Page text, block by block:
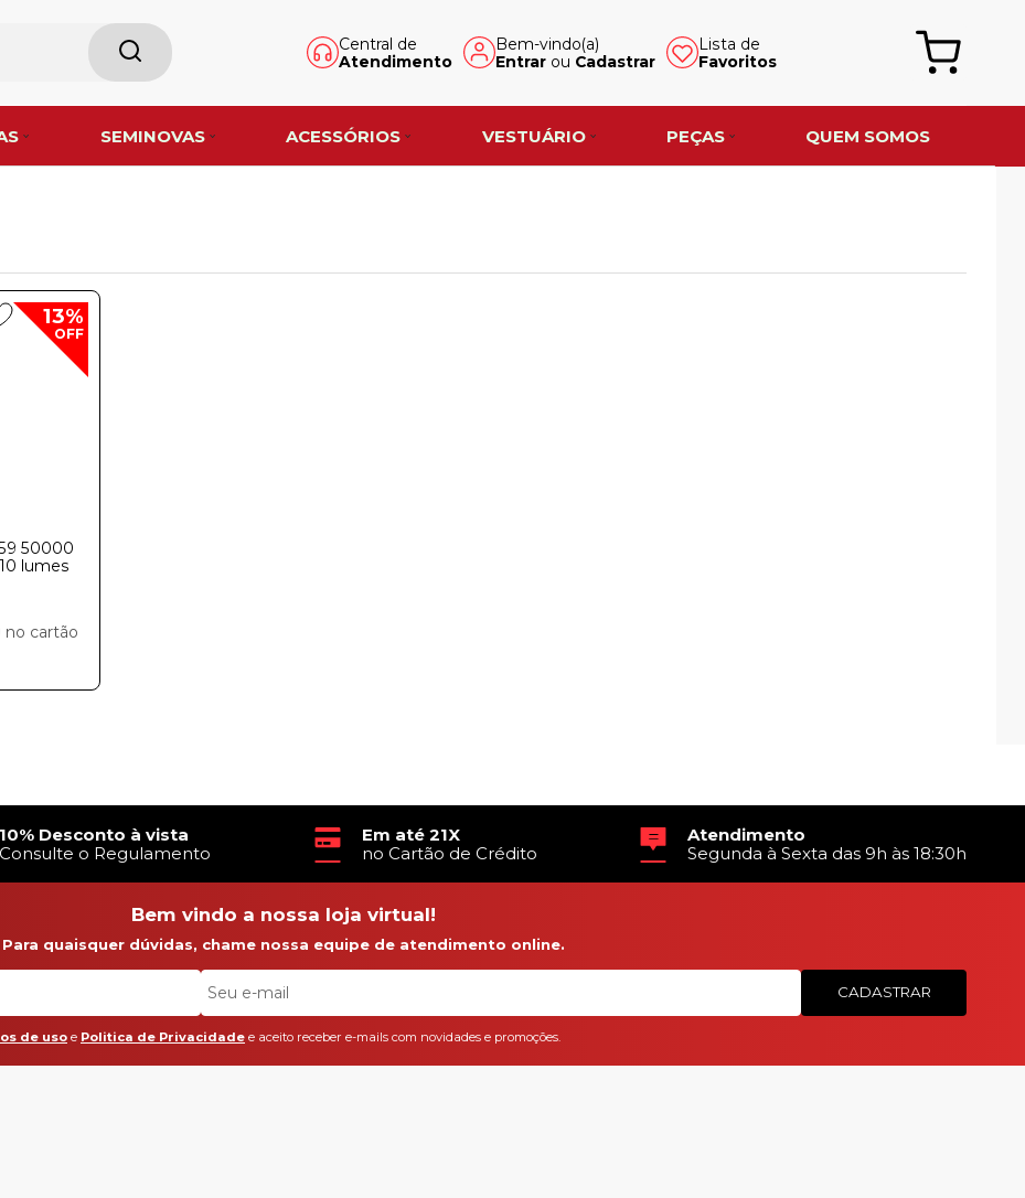
Central de
Atendimento
Bem-vindo(a)
Entrarou Cadastrar
Lista de
Favoritos
SEMINOVAS ACESSÓRIOS VESTUÁRIO PEÇAS QUEM SOMOS
13%
OFF
50000
lumes
no cartão
10% Desconto à vista
Consulte o Regulamento
Em até 21X
no Cartão de Crédito
Atendimento
Segunda à Sexta das 9h às 18:30h
Bem vindo a nossa loja virtual!
Para quaisquer dúvidas, chame nossa equipe de atendimento online.
de uso e Politica de Privacidade e aceito receber e-mails com novidades e promoções.
CADASTRAR